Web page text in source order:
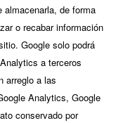
almacenarla, de forma
o recabar información
Google solo podrá
a terceros
arreglo a las
Analytics, Google
conservado por